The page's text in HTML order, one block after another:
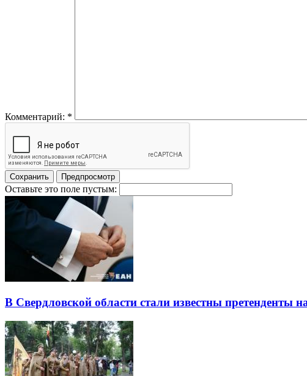
Комментарий: *
Оставьте это поле пустым:
В Свердловской области стали известны претенденты